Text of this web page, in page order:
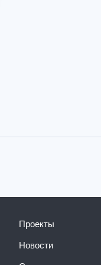
Проекты
Новости